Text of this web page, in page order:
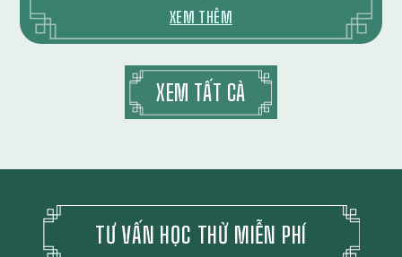
XEM THÊM
XEM TẤT CẢ
TƯ VẤN HỌC THỬ MIỄN PHÍ